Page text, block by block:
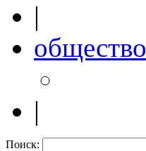
|
общество
|
Поиск: